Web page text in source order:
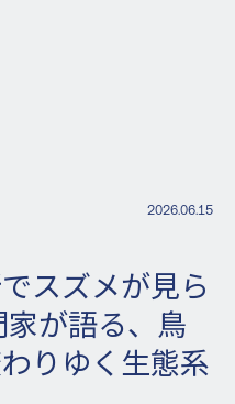
2026.06.15
スズメが見ら
が語る、鳥
りゆく生態系